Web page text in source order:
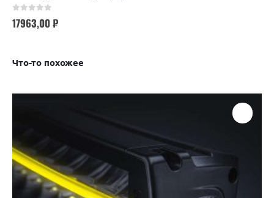
17963,00₽
Что-то похожее